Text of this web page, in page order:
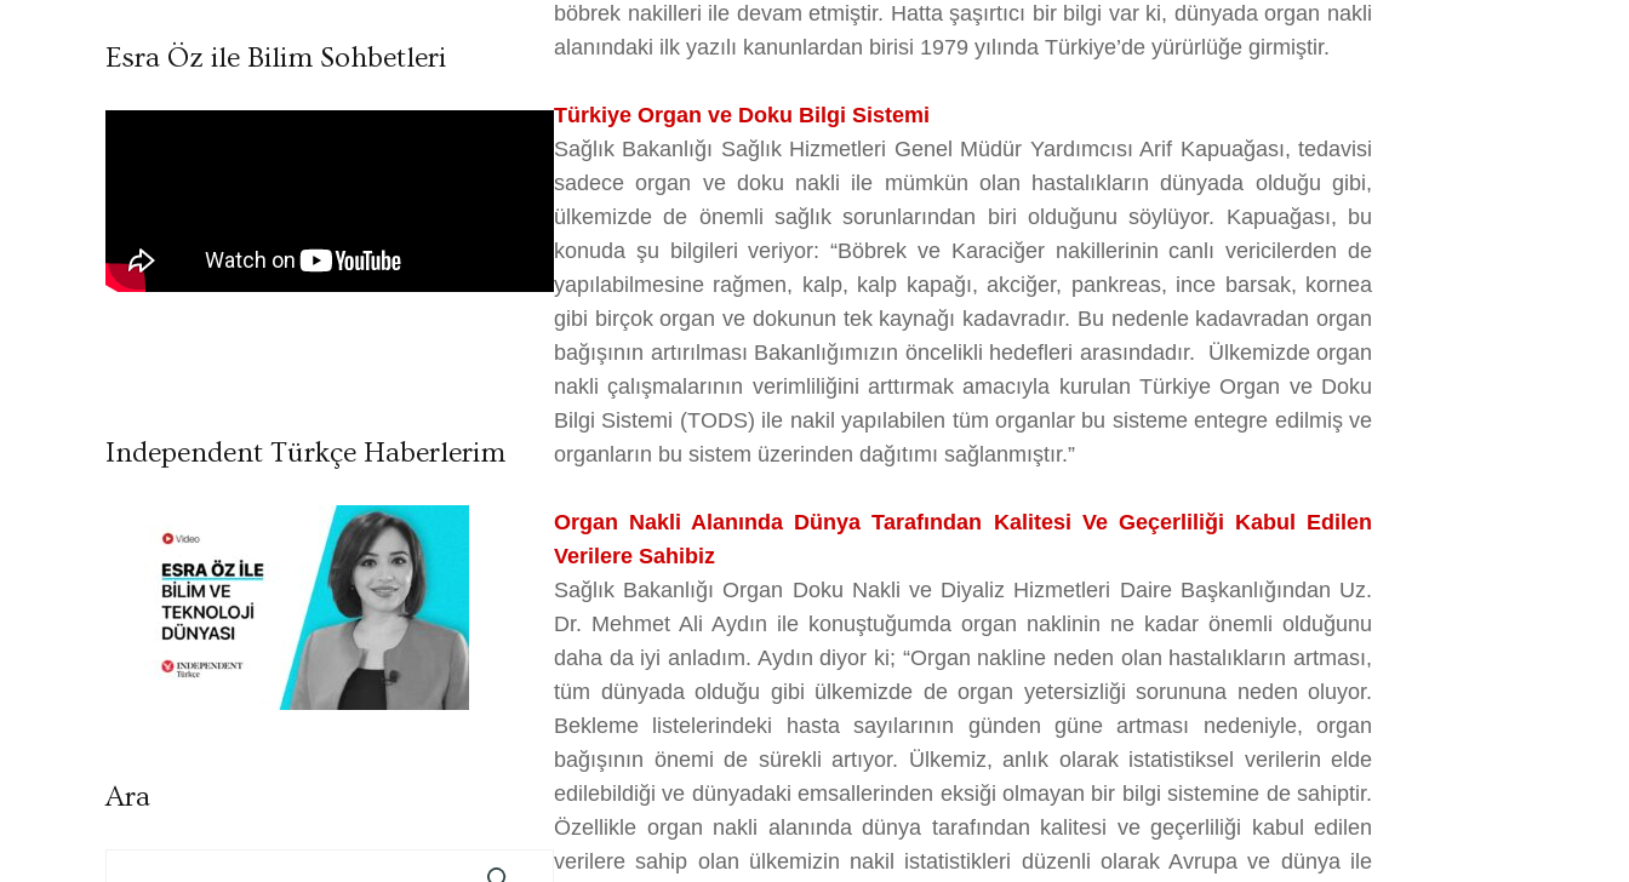
böbrek nakilleri ile devam etmiştir. Hatta şaşırtıcı bir bilgi var ki, dünyada organ nakli
alanındaki ilk yazılı kanunlardan birisi 1979 yılında Türkiye’de yürürlüğe girmiştir.
Türkiye Organ ve Doku Bilgi Sistemi
Sağlık Bakanlığı Sağlık Hizmetleri Genel Müdür Yardımcısı Arif Kapuağası, tedavisi
sadece organ ve doku nakli ile mümkün olan hastalıkların dünyada olduğu gibi,
ülkemizde de önemli sağlık sorunlarından biri olduğunu söylüyor. Kapuağası, bu
konuda şu bilgileri veriyor: “Böbrek ve Karaciğer nakillerinin canlı vericilerden de
yapılabilmesine rağmen, kalp, kalp kapağı, akciğer, pankreas, ince barsak, kornea
gibi birçok organ ve dokunun tek kaynağı kadavradır. Bu nedenle kadavradan organ
bağışının artırılması Bakanlığımızın öncelikli hedefleri arasındadır. Ülkemizde organ
nakli çalışmalarının verimliliğini arttırmak amacıyla kurulan Türkiye Organ ve Doku
Bilgi Sistemi (TODS) ile nakil yapılabilen tüm organlar bu sisteme entegre edilmiş ve
organların bu sistem üzerinden dağıtımı sağlanmıştır.”
Organ Nakli Alanında Dünya Tarafından Kalitesi Ve Geçerliliği Kabul Edilen
Verilere Sahibiz
Sağlık Bakanlığı Organ Doku Nakli ve Diyaliz Hizmetleri Daire Başkanlığından Uz.
Dr. Mehmet Ali Aydın ile konuştuğumda organ naklinin ne kadar önemli olduğunu
daha da iyi anladım. Aydın diyor ki; “Organ nakline neden olan hastalıkların artması,
tüm dünyada olduğu gibi ülkemizde de organ yetersizliği sorununa neden oluyor.
Bekleme listelerindeki hasta sayılarının günden güne artması nedeniyle, organ
bağışının önemi de sürekli artıyor. Ülkemiz, anlık olarak istatistiksel verilerin elde
edilebildiği ve dünyadaki emsallerinden eksiği olmayan bir bilgi sistemine de sahiptir.
Özellikle organ nakli alanında dünya tarafından kalitesi ve geçerliliği kabul edilen
verilere sahip olan ülkemizin nakil istatistikleri düzenli olarak Avrupa ve dünya ile
Esra Öz ile Bilim Sohbetleri
Independent Türkçe Haberlerim
Ara